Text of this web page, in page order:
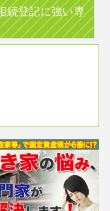
続登記に強い専